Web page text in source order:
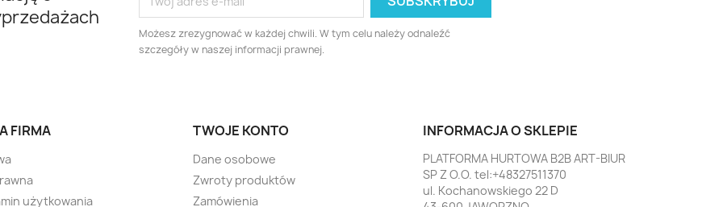
Możesz zrezygnować w każdej chwili. W tym celu należy odnaleźć
szczegóły w naszej informacji prawnej.
FIRMA
użytkowania
TWOJE KONTO
Dane osobowe
Zwroty produktów
Zamówienia
INFORMACJA O SKLEPIE
PLATFORMA HURTOWA B2B ART-BIUR
SP Z O.O. tel:+48327511370
ul. Kochanowskiego 22 D